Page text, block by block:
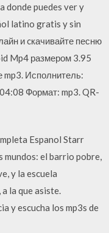
donde puedes ver y
latino gratis y sin
и cкачивайте песню
Mp4 размером 3.95
Исполнитель:
Формат: mp3. QR-
Espanol Starr
el barrio pobre,
y la escuela
la que asiste.
y escucha los mp3s de